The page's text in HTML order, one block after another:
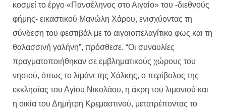
κοσμεί το έργο «Πανσέληνος στο Αιγαίο» του -διεθνούς
φήμης- εικαστικού Μανώλη Χάρου, ενισχύοντας τη
σύνδεση του φεστιβάλ με το αιγαιοπελαγίτικο φως και τη
θαλασσινή γαλήνη”, πρόσθεσε. “Οι συναυλίες
πραγματοποιήθηκαν σε εμβληματικούς χώρους του
νησιού, όπως το λιμάνι της Χάλκης, ο περίβολος της
εκκλησίας του Αγίου Νικολάου, η άκρη του λιμανιού και
η οικία του Δημήτρη Κρεμαστινού, μετατρέποντας το